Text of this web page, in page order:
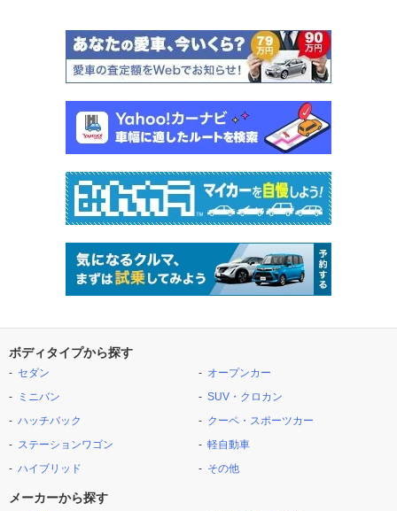
ボディタイプから探す
セダン
ミニバン
ハッチバック
ステーションワゴン
ハイブリッド
オープンカー
SUV・クロカン
クーペ・スポーツカー
軽自動車
その他
メーカーから探す